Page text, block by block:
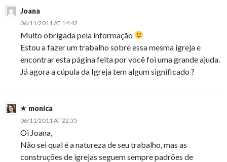
Joana
06/11/2011 AT 14:42
Muito obrigada pela informação
Estou a fazer um trabalho sobre essa mesma igreja e
encontrar esta página feita por você foi uma grande ajuda.
Já agora a cúpula da Igreja tem algum significado ?
monica
06/11/2011 AT 22:35
Oi Joana,
Não sei qual é a natureza de seu trabalho, mas as
construções de igrejas seguem sempre padrões de